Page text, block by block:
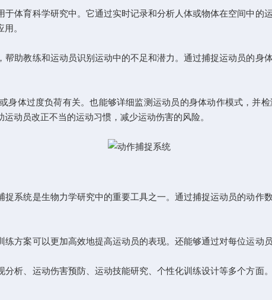
育科学研究中。它通过实时记录和分析人体或物体在空间中的
。
教练和运动员识别运动中的不足和潜力。通过捕捉运动员的身
体过度负荷有关。也能够详细监测运动员的身体动作模式，并
动员改正不当的运动习惯，减少运动伤害的风险。
统是生物力学研究中的重要工具之一。通过捕捉运动员的动作
案可以更加高效地提高运动员的表现。还能够通过对每位运动
、运动伤害预防、运动技能研究、个性化训练设计等多个方面